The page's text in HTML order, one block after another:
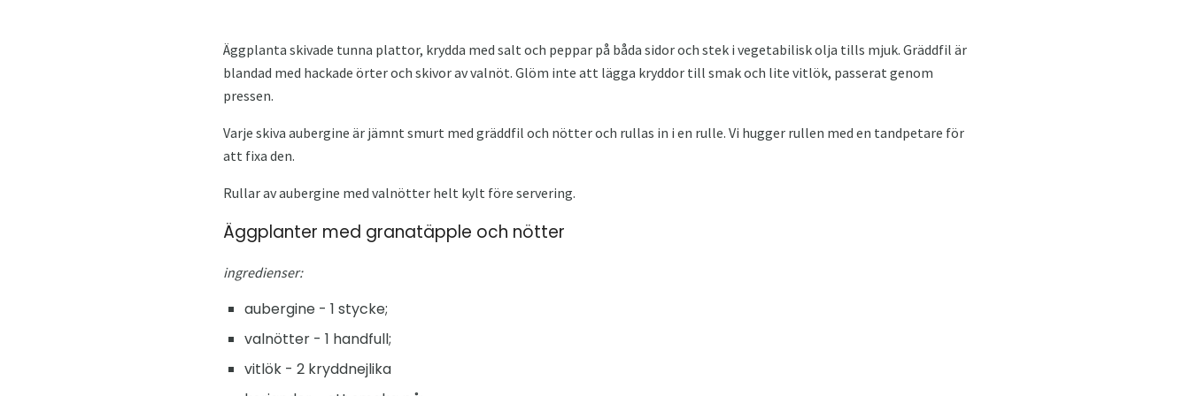
Äggplanta skivade tunna plattor, krydda med salt och peppar på båda sidor och stek i vegetabilisk olja tills mjuk. Gräddfil är
blandad med hackade örter och skivor av valnöt. Glöm inte att lägga kryddor till smak och lite vitlök, passerat genom
pressen.
Varje skiva aubergine är jämnt smurt med gräddfil och nötter och rullas in i en rulle. Vi hugger rullen med en tandpetare för
att fixa den.
Rullar av aubergine med valnötter helt kylt före servering.
Äggplanter med granatäpple och nötter
ingredienser:
aubergine - 1 stycke;
valnötter - 1 handfull;
vitlök - 2 kryddnejlika